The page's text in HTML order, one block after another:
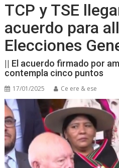
TCP y TSE
acuerdo para
Elecciones
|| El acuerdo firmado por
contempla cinco puntos
17/01/2025 Ce ere & ese